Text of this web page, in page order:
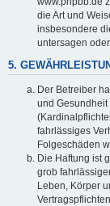
die Art und
insbesondere
untersagen
5.
Der Betreiber
und Gesundheit
fahrlässiges
Folgeschäden
Die Haftung ist
grob
Leben, Körper